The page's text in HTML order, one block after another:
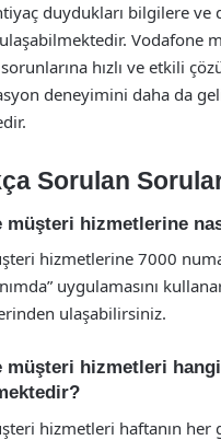
duydukları bilgilere ve
Vodafone
sorunlarına hızlı ve etkili
deneyimini daha da
Sorulan
müşteri hizmetlerine
hizmetlerine 7000
uygulamasını
ulaşabilirsiniz.
müşteri hizmetleri
hizmetleri haftanın her